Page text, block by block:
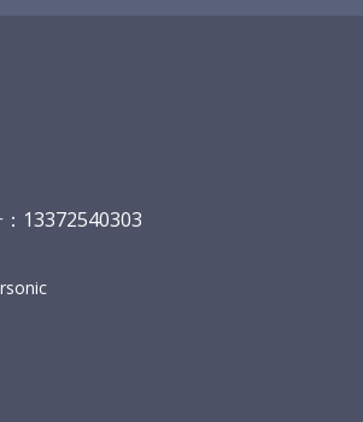
13372540303